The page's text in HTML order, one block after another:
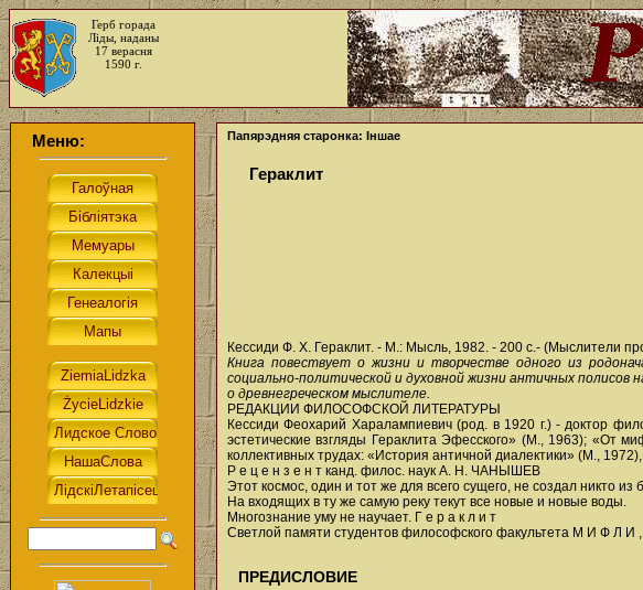
Герб горада
Ліды, наданы
17 верасня
1590 г.
Меню: Папярэдняя старонка: Іншае
Гераклит
Кессиди Ф. X. Гераклит. - М.: Мысль, 1982. - 200 с.- (Мыслители
Книга повествует о жизни и творчестве одного из
социально-политической и духовной жизни античных
о древнегреческом мыслителе.
РЕДАКЦИИ ФИЛОСОФСКОЙ ЛИТЕРАТУРЫ
Кессиди Феохарий Харалампиевич (род. в 1920 г.) - доктор
эстетические взгляды Гераклита Эфесского» (М., 1963); «От
коллективных трудах: «История античной диалектики» (М.,
Р е ц е н з е н т канд. филос. наук А. Н. ЧАНЫШЕВ
Этот космос, один и тот же для всего сущего, не создал никто
На входящих в ту же самую реку текут все новые и новые воды.
Многознание уму не научает. Г е р а к л и т
Светлой памяти студентов философского факультета М И Ф Л И
ПРЕДИСЛОВИЕ